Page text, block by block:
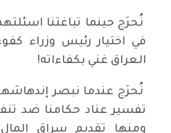
نُحرَج حينما تباغتنا
في اختيار رئيس وزراء
العراق غني بكفاءاته!
نُحرَج عندما نبصر
تفسير عناد حكامنا ضد
ومنها تقديم سراق المال